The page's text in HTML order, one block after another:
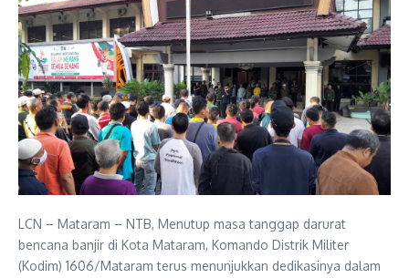
LCN – Mataram – NTB, Menutup masa tanggap darurat
bencana banjir di Kota Mataram, Komando Distrik Militer
(Kodim) 1606/Mataram terus menunjukkan dedikasinya dalam